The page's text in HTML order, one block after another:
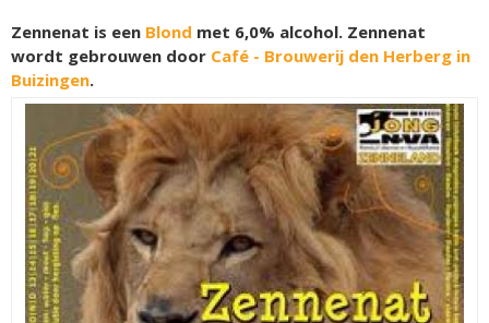
Zennenat is een Blond met 6,0% alcohol. Zennenat
wordt gebrouwen door Café - Brouwerij den Herberg in
Buizingen.